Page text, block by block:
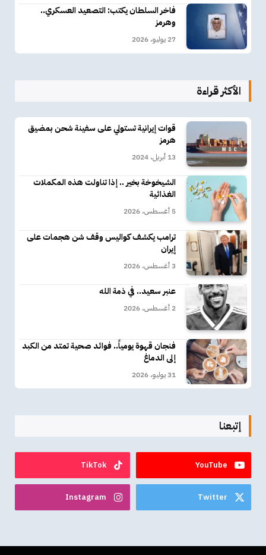
فاخر السلطان يكتب: التصعيد العسكري..
وهرمز
27 يوليو، 2026
الأكثر قراءة
قوات إيرانية تستولي على سفينة شحن بمضيق
هرمز
13 أبريل، 2024
الشيخوخة بخير .. إذا تناولت هذه المكملات
الغذائية
5 أغسطس، 2026
ترامب يكشف كواليس وقف شن هجمات على
إيران
3 أغسطس، 2026
عنبر سعيد.. في ذمة الله
2 أغسطس، 2026
فنجان قهوة يومياً.. فوائد صحية تمتد من الكبد
إلى الدماغ
31 يوليو، 2026
إتبعنا
YouTube
TikTok
Twitter
Instagram